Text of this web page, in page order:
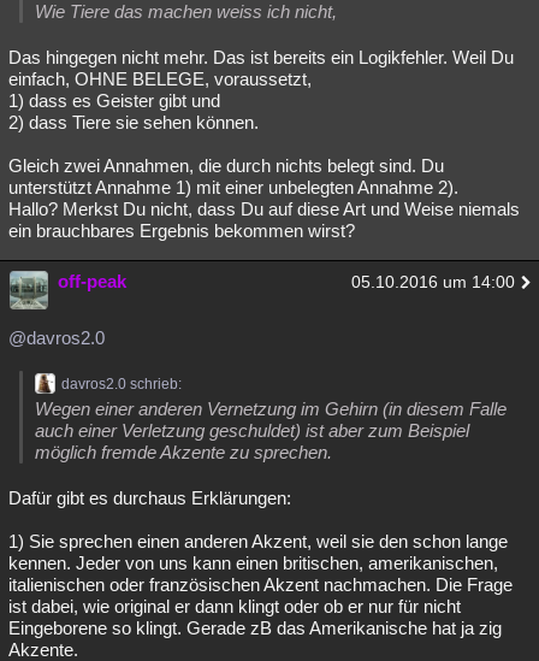
Wie Tiere das machen weiss ich nicht,
Das hingegen nicht mehr. Das ist bereits ein Logikfehler. Weil Du
einfach, OHNE BELEGE, voraussetzt,
1) dass es Geister gibt und
2) dass Tiere sie sehen können.
Gleich zwei Annahmen, die durch nichts belegt sind. Du
unterstützt Annahme 1) mit einer unbelegten Annahme 2).
Hallo? Merkst Du nicht, dass Du auf diese Art und Weise niemals
ein brauchbares Ergebnis bekommen wirst?
off-peak 05.10.2016 um 14:00
@davros2.0
davros2.0 schrieb:
Wegen einer anderen Vernetzung im Gehirn (in diesem Falle
auch einer Verletzung geschuldet) ist aber zum Beispiel
möglich fremde Akzente zu sprechen.
Dafür gibt es durchaus Erklärungen:
1) Sie sprechen einen anderen Akzent, weil sie den schon lange
kennen. Jeder von uns kann einen britischen, amerikanischen,
italienischen oder französischen Akzent nachmachen. Die Frage
ist dabei, wie original er dann klingt oder ob er nur für nicht
Eingeborene so klingt. Gerade zB das Amerikanische hat ja zig
Akzente.